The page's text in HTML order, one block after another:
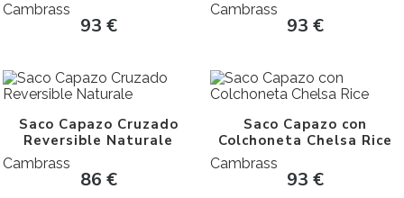
Cambrass
93 €
Cambrass
93€
Saco Capazo Cruzado
Reversible Naturale
Cambrass
86 €
Saco Capazo con
Colchoneta Chelsa Rice
Cambrass
93€